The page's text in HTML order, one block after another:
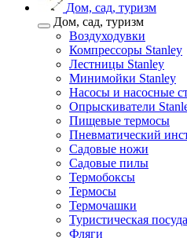
Дом, сад, туризм
Дом, сад, туризм
Воздуходувки
Компрессоры Stanley
Лестницы Stanley
Минимойки Stanley
Насосы и насосные
Опрыскиватели
Пищевые термосы
Пневматический
Садовые ножи
Садовые пилы
Термобоксы
Термосы
Термочашки
Туристическая посуда
Фляги